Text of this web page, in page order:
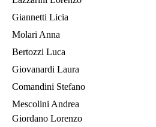
Giannetti Licia
Molari Anna
Bertozzi Luca
Giovanardi Laura
Comandini Stefano
Mescolini Andrea
Giordano Lorenzo